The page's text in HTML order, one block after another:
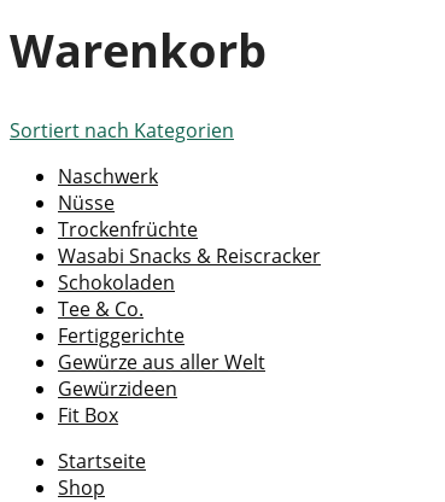
Warenkorb
Sortiert nach Kategorien
Naschwerk
Nüsse
Trockenfrüchte
Wasabi Snacks & Reiscracker
Schokoladen
Tee & Co.
Fertiggerichte
Gewürze aus aller Welt
Gewürzideen
Fit Box
Startseite
Shop